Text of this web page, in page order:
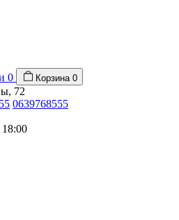
0 Корзина 0
72
0639768555